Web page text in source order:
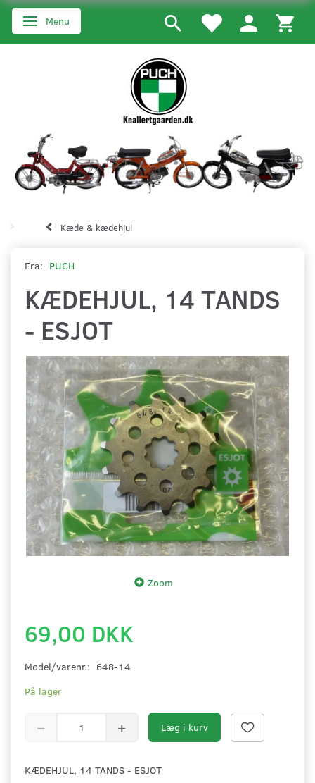
Skifte navigation
Menu
Kæde & kædehjul
Fra: PUCH
KÆDEHJUL, 14 TANDS
- ESJOT
Zoom
69,00 DKK
Model/varenr.: 648-14
På lager
Læg i kurv
KÆDEHJUL, 14 TANDS - ESJOT